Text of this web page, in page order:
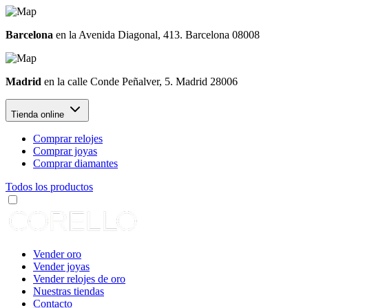
Barcelona en la Avenida Diagonal, 413. Barcelona 08008
Madrid en la calle Conde Peñalver, 5. Madrid 28006
Tienda online
Comprar relojes
Comprar joyas
Comprar diamantes
Todos los productos
Vender oro
Vender joyas
Vender relojes de oro
Nuestras tiendas
Contacto